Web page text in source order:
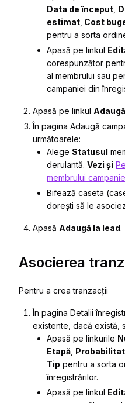
Data de început
estimat Cost
pentru a sorta
Apasă pe linkul
corespunzător
al membrului sau
campaniei din
Apasă pe linkul
În pagina Adaugă
următoarele:
Alege Statusul
derulantă. Vezi și
membrului
Bifează caseta
dorești să le
Apasă Adaugă la lead.
Asocierea
Pentru a crea tranzacții
În pagina Detalii
existente, dacă există,
Apasă pe linkurile
Etapă
Tip pentru a sorta
înregistrărilor.
Apasă pe linkul